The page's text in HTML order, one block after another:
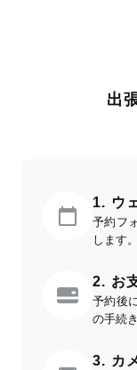
出
1. ウ
予約フ
します。
2. お
予約後
の手続
3. カ